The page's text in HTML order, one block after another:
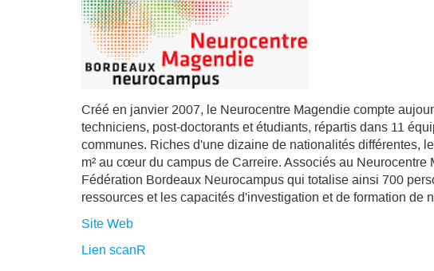
Créé en janvier 2007, le Neurocentre Magendie compte
techniciens, post-doctorants et étudiants, répartis dans 11
communes. Riches d'une dizaine de nationalités différentes,
m² au cœur du campus de Carreire. Associés au
Fédération Bordeaux Neurocampus qui totalise ainsi 700
ressources et les capacités d'investigation et de formation de
Site Web
Lien scanR